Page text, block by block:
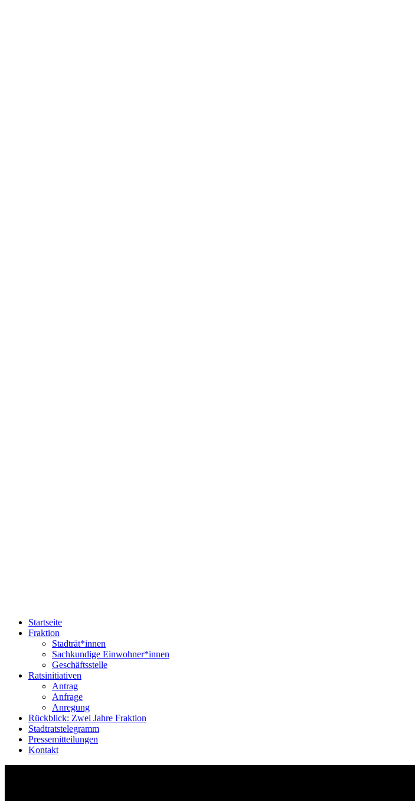
Startseite
Fraktion
Stadträt*innen
Sachkundige Einwohner*innen
Geschäftsstelle
Ratsinitiativen
Antrag
Anfrage
Anregung
Rückblick: Zwei Jahre Fraktion
Stadtratstelegramm
Pressemitteilungen
Kontakt